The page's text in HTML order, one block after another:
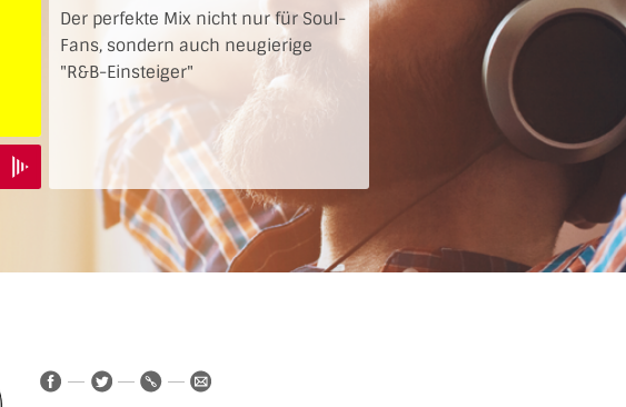
Der perfekte Mix nicht nur für Soul-
Fans, sondern auch neugierige
"R&B-Einsteiger"